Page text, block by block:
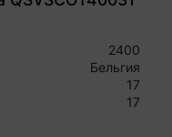
2400
Бельгия
17
17